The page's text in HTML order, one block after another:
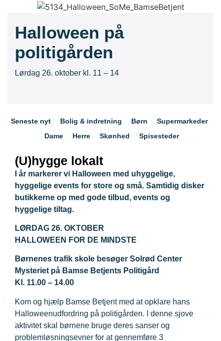
Halloween på
politigården
Lørdag 26. oktober kl. 11 – 14
Seneste nyt Bolig & indretning Børn
Supermarkeder
Dame
Herre Skønhed Spisesteder
(U)hygge lokalt
I år markerer vi Halloween med uhyggelige,
hyggelige events for store og små. Samtidig disker
butikkerne op med gode tilbud, events og
hyggelige tiltag.
LØRDAG 26. OKTOBER
HALLOWEEN FOR DE MINDSTE
Børnenes trafik skole besøger Solrød Center
Mysteriet på Bamse Betjents Politigård
Kl. 11.00 – 14.00
Kom og hjælp Bamse Betjent med at opklare hans
Halloweenudfordring på politigården. I denne sjove
aktivitet skal børnene bruge deres sanser og
problemløsningsevner for at gennemføre 3